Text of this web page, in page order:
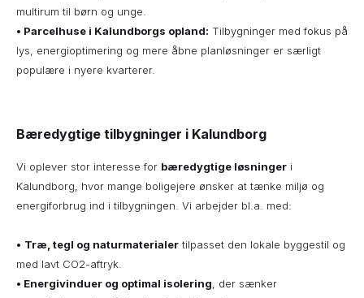
multirum til børn og unge.
• Parcelhuse i Kalundborgs opland: Tilbygninger med fokus på
lys, energioptimering og mere åbne planløsninger er særligt
populære i nyere kvarterer.
Bæredygtige tilbygninger i Kalundborg
Vi oplever stor interesse for bæredygtige løsninger i
Kalundborg, hvor mange boligejere ønsker at tænke miljø og
energiforbrug ind i tilbygningen. Vi arbejder bl.a. med:
• Træ, tegl og naturmaterialer tilpasset den lokale byggestil og
med lavt CO2-aftryk.
• Energivinduer og optimal isolering, der sænker